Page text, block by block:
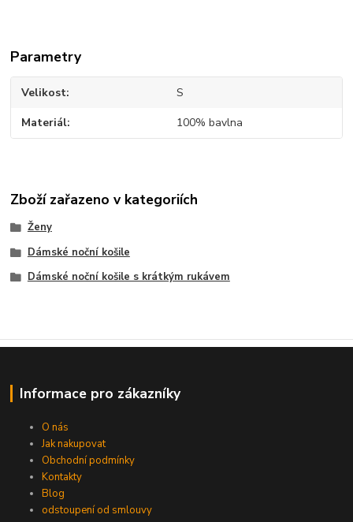
Parametry
Velikost S
Materiál 100% bavlna
Zboží zařazeno v kategoriích
Ženy
Dámské noční košile
Dámské noční košile s krátkým rukávem
Informace pro zákazníky
O nás
Jak nakupovat
Obchodní podmínky
Kontakty
Blog
odstoupení od smlouvy